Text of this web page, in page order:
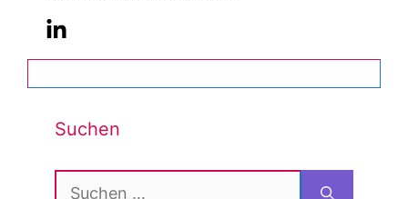
Suchen
Suchen